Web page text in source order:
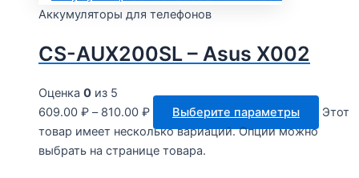
Аккумуляторы для телефонов
CS-AUX200SL – Asus X002
Оценка 0 из 5
609.00 ₽ – 810.00 ₽ Выберите параметры
Этот
товар имеет несколько вариаций. Опции можно
выбрать на странице товара.